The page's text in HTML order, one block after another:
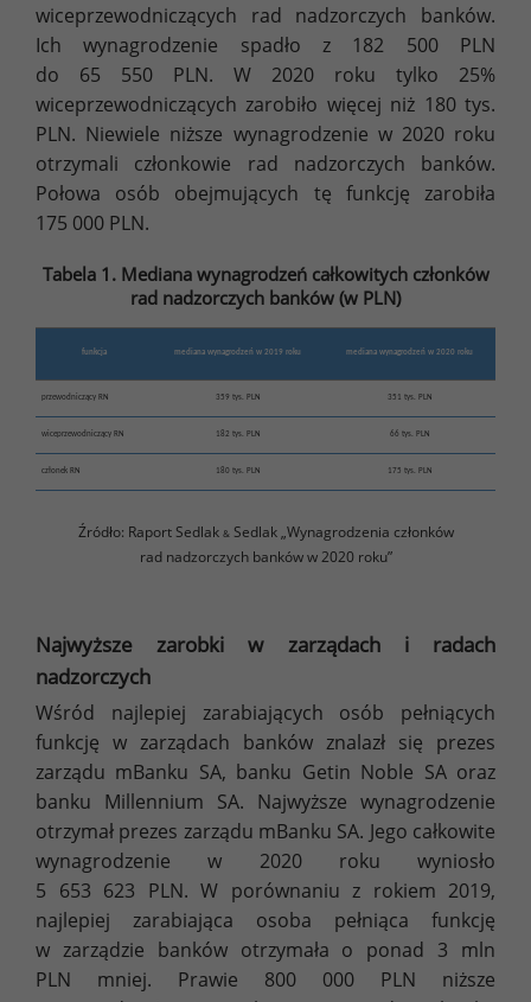
wiceprzewodniczących rad nadzorczych banków.
Ich wynagrodzenie spadło z 182 500 PLN
do 65 550 PLN. W 2020 roku tylko 25%
wiceprzewodniczących zarobiło więcej niż 180 tys.
PLN. Niewiele niższe wynagrodzenie w 2020 roku
otrzymali członkowie rad nadzorczych banków.
Połowa osób obejmujących tę funkcję zarobiła
175 000 PLN.
Tabela 1. Mediana wynagrodzeń całkowitych członków
rad nadzorczych banków (w PLN)
funkcja mediana wynagrodzeń w 2019 roku mediana wynagrodzeń w 2020 roku
przewodniczący RN 359 tys. PLN 351 tys. PLN
wiceprzewodniczący RN 182 tys. PLN 66 tys. PLN
członek RN 180 tys. PLN 175 tys. PLN
Źródło: Raport Sedlak &Sedlak „Wynagrodzenia członków
rad nadzorczych banków w 2020 roku”
Najwyższe zarobki w zarządach i radach
nadzorczych
Wśród najlepiej zarabiających osób pełniących
funkcję w zarządach banków znalazł się prezes
zarządu mBanku SA, banku Getin Noble SA oraz
banku Millennium SA. Najwyższe wynagrodzenie
otrzymał prezes zarządu mBanku SA. Jego całkowite
wynagrodzenie w 2020 roku wyniosło
5 653 623 PLN. W porównaniu z rokiem 2019,
najlepiej zarabiająca osoba pełniąca funkcję
w zarządzie banków otrzymała o ponad 3 mln
PLN mniej. Prawie 800 000 PLN niższe